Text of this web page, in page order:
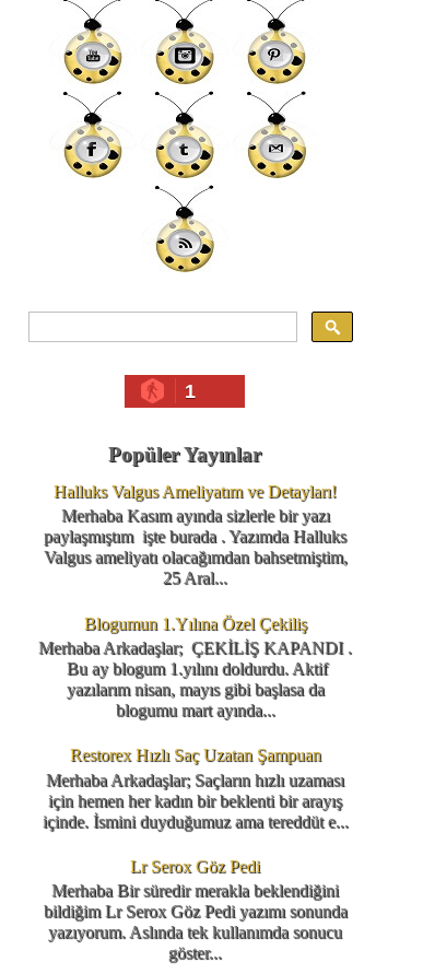
1
Popüler Yayınlar
Halluks Valgus Ameliyatım ve Detayları!
Merhaba Kasım ayında sizlerle bir yazı
paylaşmıştım işte burada . Yazımda Halluks
Valgus ameliyatı olacağımdan bahsetmiştim,
25 Aral...
Blogumun 1.Yılına Özel Çekiliş
Merhaba Arkadaşlar; ÇEKİLİŞ KAPANDI .
Bu ay blogum 1.yılını doldurdu. Aktif
yazılarım nisan, mayıs gibi başlasa da
blogumu mart ayında...
Restorex Hızlı Saç Uzatan Şampuan
Merhaba Arkadaşlar; Saçların hızlı uzaması
için hemen her kadın bir beklenti bir arayış
içinde. İsmini duyduğumuz ama tereddüt e...
Lr Serox Göz Pedi
Merhaba Bir süredir merakla beklendiğini
bildiğim Lr Serox Göz Pedi yazımı sonunda
yazıyorum. Aslında tek kullanımda sonucu
göster...